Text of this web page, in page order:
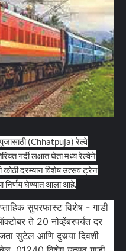
(Chhatpuja) रेल्वे
गर्दी लक्षात घेता मध्य रेल्वेने
दरम्यान विशेष उत्सव ट्रेन
घेण्यात आला आहे.
सुपरफास्ट विशेष - गाडी
ते 20 नोव्हेंबरपर्यंत दर
सुटेल आणि दुसर्‍या दिवशी